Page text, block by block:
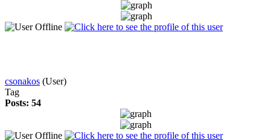
csonakos (User)
Tag
Posts: 54